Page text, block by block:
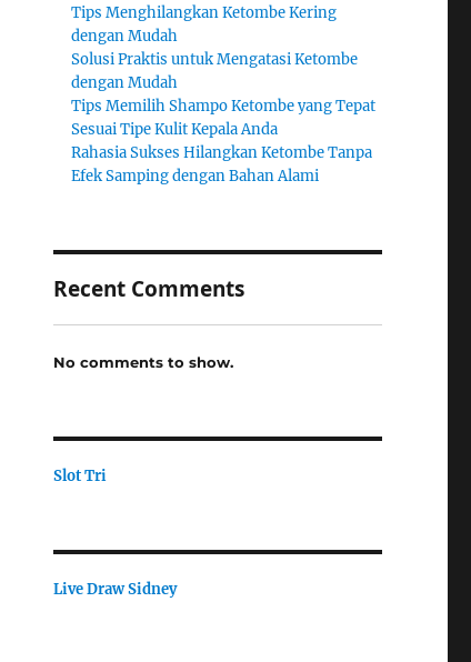
Tips Menghilangkan Ketombe Kering
dengan Mudah
Solusi Praktis untuk Mengatasi Ketombe
dengan Mudah
Tips Memilih Shampo Ketombe yang Tepat
Sesuai Tipe Kulit Kepala Anda
Rahasia Sukses Hilangkan Ketombe Tanpa
Efek Samping dengan Bahan Alami
Recent Comments
No comments to show.
Slot Tri
Live Draw Sidney